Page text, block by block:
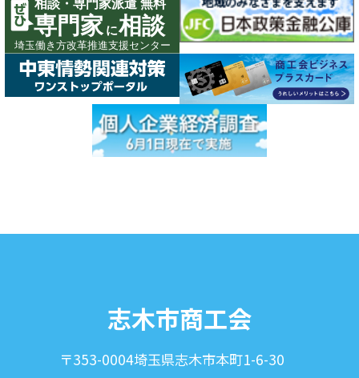
志木市商工会
〒353-0004埼玉県志木市本町1-6-30